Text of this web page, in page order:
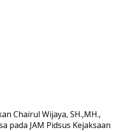
Chairul Wijaya, SH.,MH.,
pada JAM Pidsus Kejaksaan